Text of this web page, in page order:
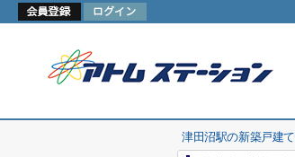
津田沼駅の新築戸建